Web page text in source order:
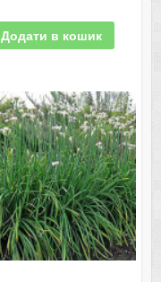
Додати в кошик